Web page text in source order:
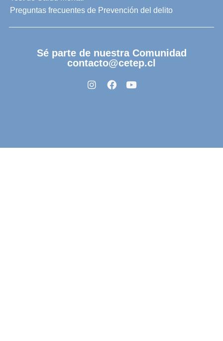
Preguntas frecuentes de Prevención del delito
Sé parte de nuestra Comunidad
contacto@cetep.cl